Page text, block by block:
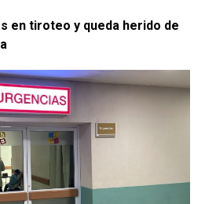
en tiroteo y queda herido de